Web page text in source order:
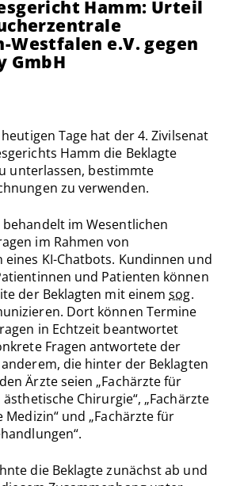
Hamm: Urteil
Westfalen e.V. gegen
GmbH
Tage hat der 4. Zivilsenat
Hamm die Beklagte
unterlassen, bestimmte
zu verwenden.
im Wesentlichen
im Rahmen von
eines KI-Chatbots. Kundinnen und
und Patienten können
der Beklagten mit einemsog.
Dort können Termine
in Echtzeit beantwortet
Fragen antwortete der
die hinter der Beklagten
Ärzte seien „Fachärzte für
Chirurgie“, „Fachärzte
und „Fachärzte für
die Beklagte zunächst ab und